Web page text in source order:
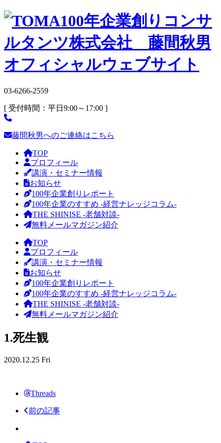
03-6266-2559
[ 受付時間：平日9:00～17:00 ]
藤間秋男へのご連絡はこちら
TOP
プロフィール
講演・セミナー情報
お知らせ
100年企業創りレポート
100年企業のすすめ -経営ナレッジコラム-
THE SHINISE -老舗対談-
無料メールマガジン紹介
TOP
プロフィール
講演・セミナー情報
お知らせ
100年企業創りレポート
100年企業のすすめ -経営ナレッジコラム-
THE SHINISE -老舗対談-
無料メールマガジン紹介
1.死生観
2020.12.25 Fri
Threads
前の記事